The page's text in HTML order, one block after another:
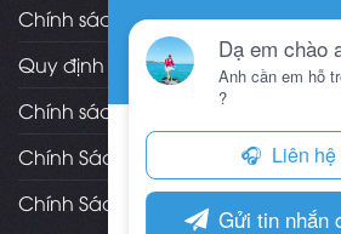
Chính sách và quy định chung
Quy định và hình thức thanh toán
Chính sách vận chuyển/giao
Chính Sách Bảo Hành, Bảo Trì
Chính Sách Đổi Trả, Hoàn Tiền Sản